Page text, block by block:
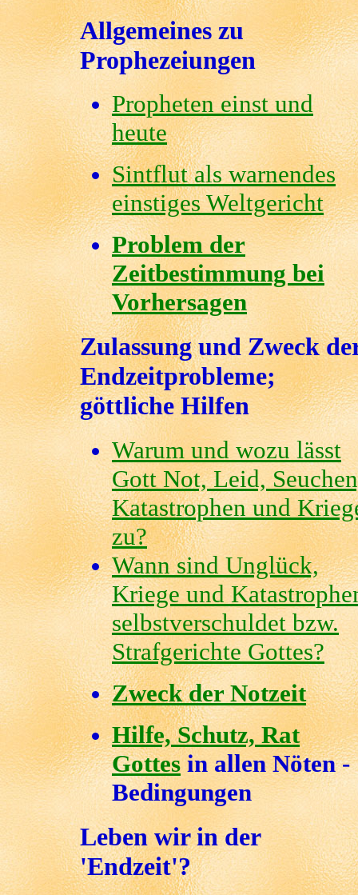
Allgemeines zu
Prophezeiungen
Propheten einst und
heute
Sintflut als warnendes
einstiges Weltgericht
Problem der
Zeitbestimmung bei
Vorhersagen
Zulassung und Zweck
Endzeitprobleme;
göttliche Hilfen
Warum und wozu lässt
Gott Not, Leid,
Katastrophen und
zu?
Wann sind Unglück,
Kriege und
selbstverschuldet bzw.
Strafgerichte Gottes?
Zweck der Notzeit
Hilfe, Schutz, Rat
Gottesin allen Nöten -
Bedingungen
Leben wir in der
'Endzeit'?